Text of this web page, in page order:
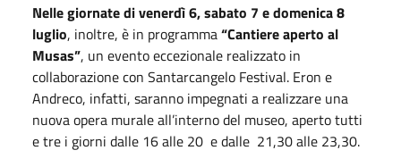
Nelle giornate di venerdì 6, sabato 7 e domenica 8
luglio, inoltre, è in programma“Cantiere aperto al
Musas”, un evento eccezionale realizzato in
collaborazione con Santarcangelo Festival. Eron e
Andreco, infatti, saranno impegnati a realizzare una
nuova opera murale all’interno del museo, aperto tutti
e tre i giorni dalle 16 alle 20 e dalle 21,30 alle 23,30.